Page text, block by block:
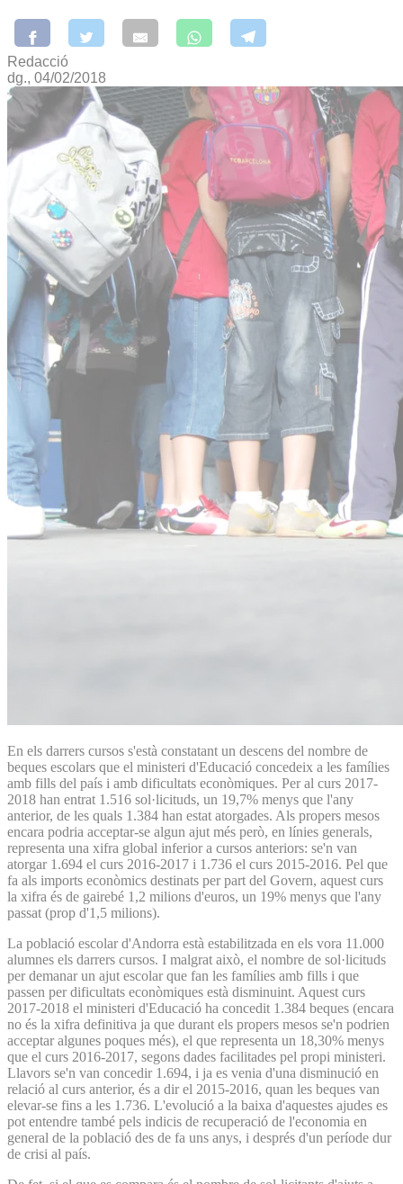
Redacció
dg., 04/02/2018
En els darrers cursos s'està constatant un descens del nombre de
beques escolars que el ministeri d'Educació concedeix a les famílies
amb fills del país i amb dificultats econòmiques. Per al curs 2017-
2018 han entrat 1.516 sol·licituds, un 19,7% menys que l'any
anterior, de les quals 1.384 han estat atorgades. Als propers mesos
encara podria acceptar-se algun ajut més però, en línies generals,
representa una xifra global inferior a cursos anteriors: se'n van
atorgar 1.694 el curs 2016-2017 i 1.736 el curs 2015-2016. Pel que
fa als imports econòmics destinats per part del Govern, aquest curs
la xifra és de gairebé 1,2 milions d'euros, un 19% menys que l'any
passat (prop d'1,5 milions).
La població escolar d'Andorra està estabilitzada en els vora 11.000
alumnes els darrers cursos. I malgrat això, el nombre de sol·licituds
per demanar un ajut escolar que fan les famílies amb fills i que
passen per dificultats econòmiques està disminuint. Aquest curs
2017-2018 el ministeri d'Educació ha concedit 1.384 beques (encara
no és la xifra definitiva ja que durant els propers mesos se'n podrien
acceptar algunes poques més), el que representa un 18,30% menys
que el curs 2016-2017, segons dades facilitades pel propi ministeri.
Llavors se'n van concedir 1.694, i ja es venia d'una disminució en
relació al curs anterior, és a dir el 2015-2016, quan les beques van
elevar-se fins a les 1.736. L'evolució a la baixa d'aquestes ajudes es
pot entendre també pels indicis de recuperació de l'economia en
general de la població des de fa uns anys, i després d'un període dur
de crisi al país.